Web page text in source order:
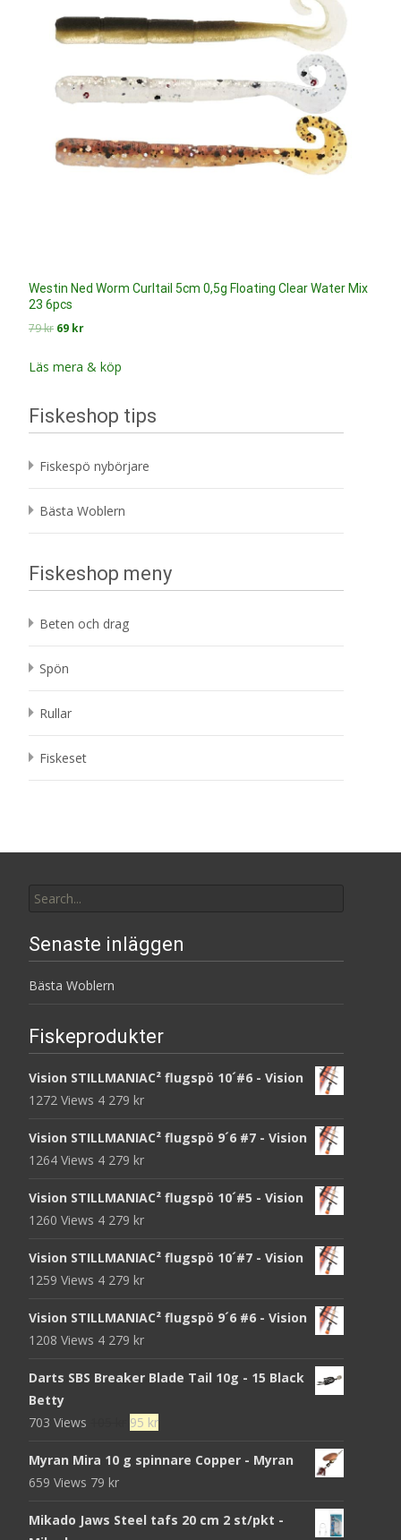
Westin Ned Worm Curltail 5cm 0,5g Floating Clear Water Mix
23 6pcs
79kr Det
priset
69 krDet
priset
Läs mera & köp
Fiskeshop tips
Fiskespö nybörjare
Bästa Woblern
Fiskeshop meny
Beten och drag
Spön
Rullar
Fiskeset
for:
Senaste inläggen
Bästa Woblern
Fiskeprodukter
Vision STILLMANIAC² flugspö 10´#6 - Vision
1272 Views 4 279 kr
Vision STILLMANIAC² flugspö 9´6 #7 - Vision
1264 Views 4 279 kr
Vision STILLMANIAC² flugspö 10´#5 - Vision
1260 Views 4 279 kr
Vision STILLMANIAC² flugspö 10´#7 - Vision
1259 Views 4 279 kr
Vision STILLMANIAC² flugspö 9´6 #6 - Vision
1208 Views 4 279 kr
Darts SBS Breaker Blade Tail 10g - 15 Black
Betty
703 Views
Det
priset
95 krDet
priset
Myran Mira 10 g spinnare Copper - Myran
659 Views 79 kr
Mikado Jaws Steel tafs 20 cm 2 st/pkt -